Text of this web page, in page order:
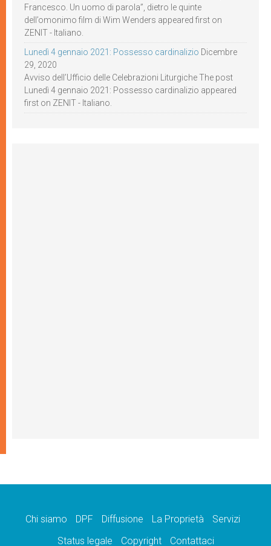
Francesco. Un uomo di parola”, dietro le quinte
dell’omonimo film di Wim Wenders appeared first on
ZENIT - Italiano.
Lunedì 4 gennaio 2021: Possesso cardinalizio Dicembre
29, 2020
Avviso dell’Ufficio delle Celebrazioni Liturgiche The post
Lunedì 4 gennaio 2021: Possesso cardinalizio appeared
first on ZENIT - Italiano.
Chi siamo DPF Diffusione La Proprietà
Servizi
Status legale
Copyright Contattaci